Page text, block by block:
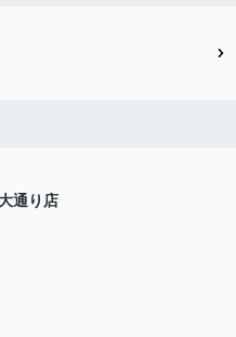
通り店